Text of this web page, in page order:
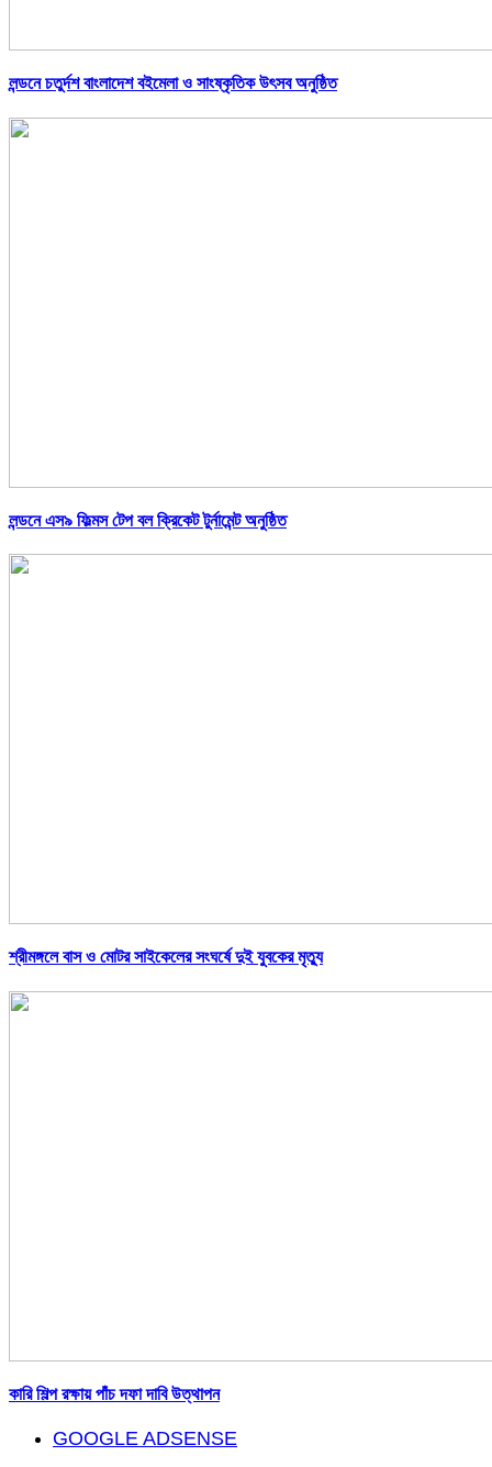
লন্ডনে চতুর্দশ বাংলাদেশ বইমেলা ও সাংষ্কৃতিক উৎসব অনুষ্ঠিত
লন্ডনে এস৯ ফিল্মস টেপ বল ক্রিকেট টুর্নামেন্ট অনুষ্ঠিত
শ্রীমঙ্গলে বাস ও মোটর সাইকেলের সংঘর্ষে দুই যুবকের মৃত্যু
কারি শিল্প রক্ষায় পাঁচ দফা দাবি উত্থাপন
GOOGLE ADSENSE